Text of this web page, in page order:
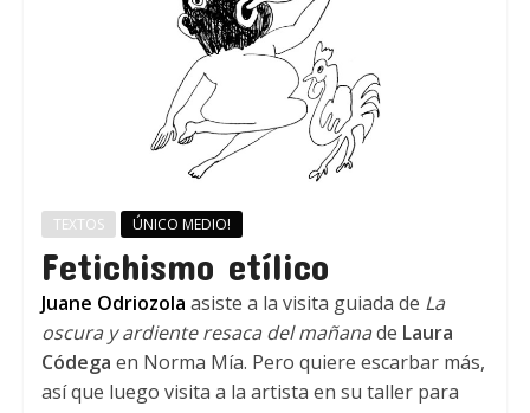
TEXTOS ÚNICO MEDIO!
Fetichismo etílico
Juane Odriozola asiste a la visita guiada de La
oscura y ardiente resaca del mañanade Laura
Códega en Norma Mía. Pero quiere escarbar más,
así que luego visita a la artista en su taller para